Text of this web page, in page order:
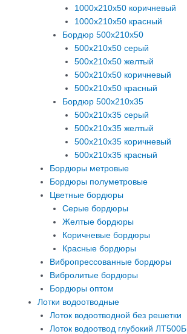
1000х210х50 коричневый
1000х210х50 красный
Бордюр 500х210х50
500х210х50 серый
500х210х50 желтый
500х210х50 коричневый
500х210х50 красный
Бордюр 500х210х35
500х210х35 серый
500х210х35 желтый
500х210х35 коричневый
500х210х35 красный
Бордюры метровые
Бордюры полуметровые
Цветные бордюры
Серые бордюры
Желтые бордюры
Коричневые бордюры
Красные бордюры
Вибропрессованные бордюры
Вибролитые бордюры
Бордюры оптом
Лотки водоотводные
Лоток водоотводной без решетки
Лоток водоотвод глубокий ЛТ500Б